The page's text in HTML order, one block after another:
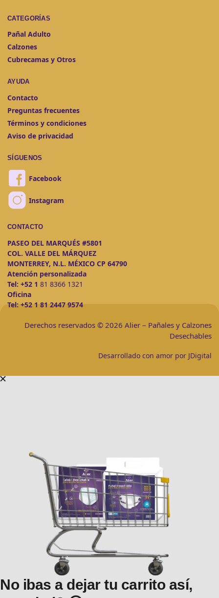
CATEGORÍAS
Pañal Adulto
Calzones
Cubrecamas y Otros
AYUDA
Contacto
Preguntas frecuentes
Términos y condiciones
Aviso de privacidad
SÍGUENOS
Facebook
Instagram
CONTACTO
PASEO DEL MARQUÉS #5801
COL. VALLE DEL MÁRQUEZ
MONTERREY, N.L. MÉXICO CP 64790
Atención personalizada
Tel: +52 1 81 8366 1321
Oficina
Tel: +52 1 81 2447 9574
Derechos reservados © 2026 Alier – Pañales y Calzones
Desechables
Desarrollado con amor por JDigital
No ibas a dejar tu carrito así,